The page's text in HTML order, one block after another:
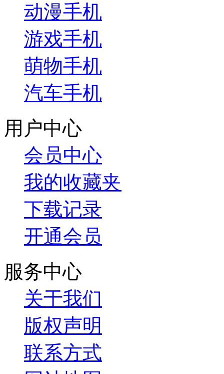
动漫手机
游戏手机
萌物手机
汽车手机
用户中心
会员中心
我的收藏夹
下载记录
开通会员
服务中心
关于我们
版权声明
联系方式